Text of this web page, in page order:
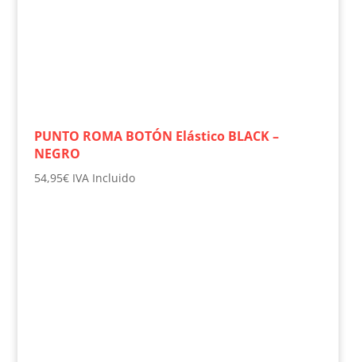
PUNTO ROMA BOTÓN Elástico BLACK –
NEGRO
54,95€ IVA Incluido